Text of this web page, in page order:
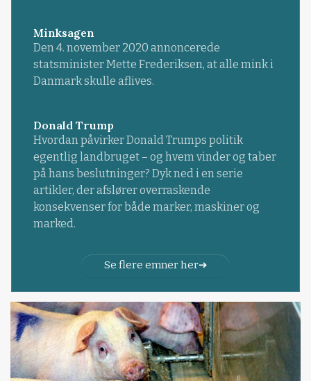
Minksagen
Den 4. november 2020 annoncerede
statsminister Mette Frederiksen, at alle mink i
Danmark skulle aflives.
Donald Trump
Hvordan påvirker Donald Trumps politik
egentlig landbruget – og hvem vinder og taber
på hans beslutninger? Dyk ned i en serie
artikler, der afslører overraskende
konsekvenser for både marker, maskiner og
marked.
Se flere emner her